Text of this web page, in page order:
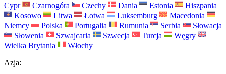
Cypr
Czarnogóra Czechy Dania Estonia
Hiszpania
Kosowo
Litwa Łotwa Luksemburg
Macedonia
Niemcy
Polska Portugalia Rumunia Serbia
Słowacja
Słowenia
Szwajcaria Szwecja Turcja
Węgry
Wielka Brytania
Włochy
Azja: